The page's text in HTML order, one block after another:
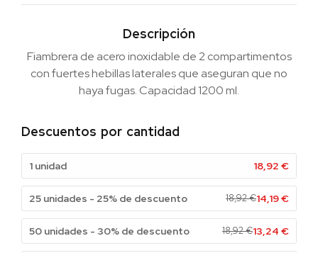
Descripción
Fiambrera de acero inoxidable de 2 compartimentos
con fuertes hebillas laterales que aseguran que no
haya fugas. Capacidad 1200 ml.
Descuentos por cantidad
1 unidad 18,92 €
25 unidades - 25% de descuento 18,92€14,19€
50 unidades - 30% de descuento 18,92€13,24 €